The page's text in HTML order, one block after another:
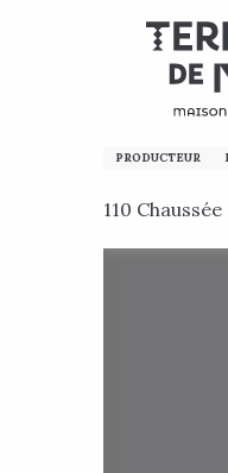
Accueil
La
PRODUCTEUR
110